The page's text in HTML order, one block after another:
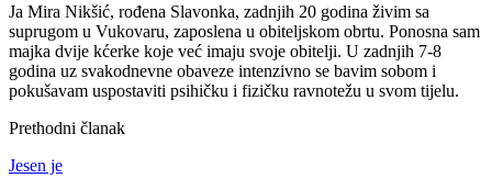
Ja Mira Nikšić, rođena Slavonka, zadnjih 20 godina živim sa
suprugom u Vukovaru, zaposlena u obiteljskom obrtu. Ponosna sam
majka dvije kćerke koje već imaju svoje obitelji. U zadnjih 7-8
godina uz svakodnevne obaveze intenzivno se bavim sobom i
pokušavam uspostaviti psihičku i fizičku ravnotežu u svom tijelu.
Prethodni članak
Jesen je